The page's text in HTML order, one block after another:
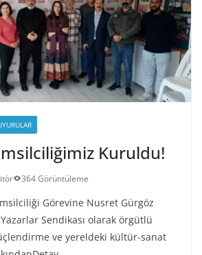
Kuruldu!
364 Görüntüleme
Görevine Nusret Gürgöz
Sendikası olarak örgütlü
ve yereldeki kültür-sanat